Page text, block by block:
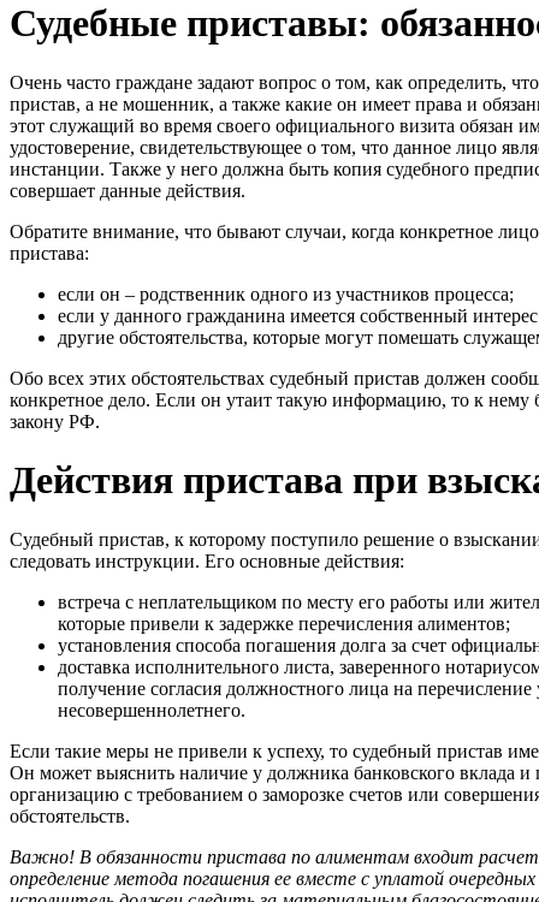
Судебные приставы:
Очень часто граждане задают вопрос о том, как определить,
пристав, а не мошенник, а также какие он имеет права и
этот служащий во время своего официального визита обязан
удостоверение, свидетельствующее о том, что данное лицо
инстанции. Также у него должна быть копия судебного
совершает данные действия.
Обратите внимание, что бывают случаи, когда конкретное
пристава:
если он – родственник одного из участников процесса;
если у данного гражданина имеется собственный
другие обстоятельства, которые могут помешать
Обо всех этих обстоятельствах судебный пристав должен
конкретное дело. Если он утаит такую информацию, то к нему
закону РФ.
Действия пристава при
Судебный пристав, к которому поступило решение о
следовать инструкции. Его основные действия:
встреча с неплательщиком по месту его работы или
которые привели к задержке перечисления алиментов;
установления способа погашения долга за счет
доставка исполнительного листа, заверенного
получение согласия должностного лица на
несовершеннолетнего.
Если такие меры не привели к успеху, то судебный пристав
Он может выяснить наличие у должника банковского вклада и
организацию с требованием о заморозке счетов или
обстоятельств.
Важно! В обязанности пристава по алиментам входит
определение метода погашения ее вместе с уплатой